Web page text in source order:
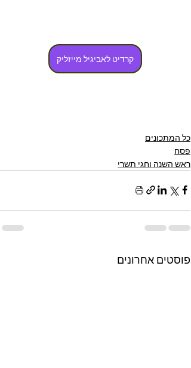
קרדיט לאביגיל מייזליק
כל המתכונים
פסח
ראש השנה וחגי תשרי
פוסטים אחרונים